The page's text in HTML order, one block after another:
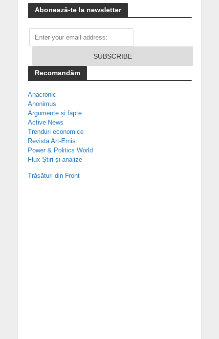
Abonează-te la newsletter
Recomandăm
Anacronic
Anonimus
Argumente și fapte
Active News
Trenduri economice
Revista Art-Emis
Power & Politics World
Flux-Știri și analize
Trăsături din Front